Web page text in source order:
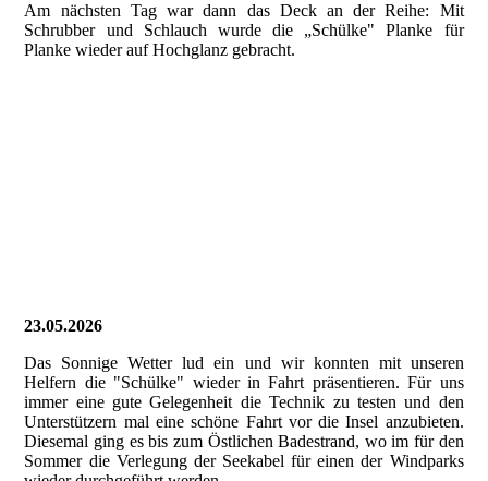
Am nächsten Tag war dann das Deck an der Reihe: Mit
Schrubber und Schlauch wurde die „Schülke" Planke für
Planke wieder auf Hochglanz gebracht.
23.05.2026
Das Sonnige Wetter lud ein und wir konnten mit unseren
Helfern die "Schülke" wieder in Fahrt präsentieren. Für uns
immer eine gute Gelegenheit die Technik zu testen und den
Unterstützern mal eine schöne Fahrt vor die Insel anzubieten.
Diesemal ging es bis zum Östlichen Badestrand, wo im für den
Sommer die Verlegung der Seekabel für einen der Windparks